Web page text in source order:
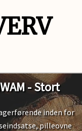
- Stort
inden for
pilleovne